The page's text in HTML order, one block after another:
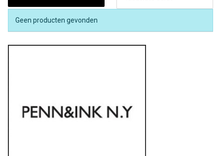
mode
Geen producten gevonden